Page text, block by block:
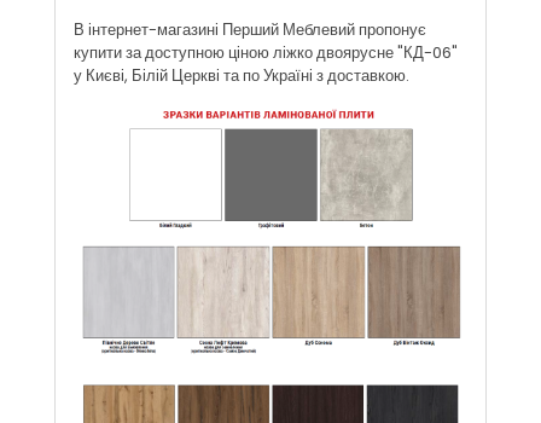
В інтернет-магазині Перший Меблевий пропонує
купити за доступною ціною ліжко двоярусне "КД-06"
у Києві, Білій Церкві та по Україні з доставкою.